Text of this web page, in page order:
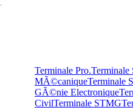
Terminale Pro.Terminale
MÃ©caniqueTerminale
GÃ©nie Electronique
CivilTerminale STMG